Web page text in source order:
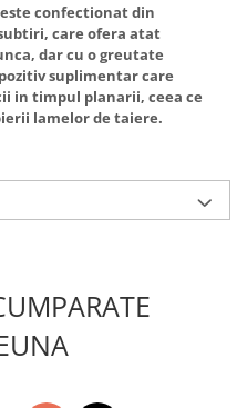
este confectionat din
care ofera atat
dar cu o greutate
suplimentar care
in timpul planarii, ceea ce
lamelor de taiere.